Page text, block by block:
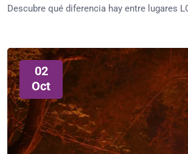
Descubre qué diferencia hay entre lugares
02
Oct